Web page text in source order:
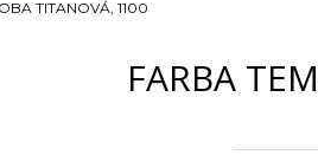
TITANOVÁ, 1100
FARBA